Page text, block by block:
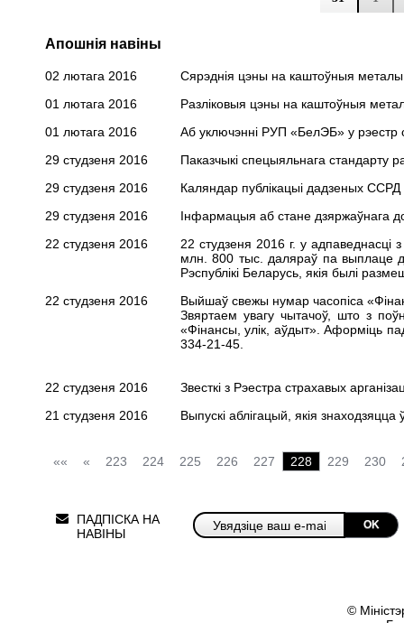
Апошнія навіны
02 лютага 2016
Сярэднія цэны на каштоўныя металы
01 лютага 2016
Разліковыя цэны на каштоўныя
01 лютага 2016
Аб уключэнні РУП «БелЭБ» у рэестр
29 студзеня 2016
Паказчыкі спецыяльнага
29 студзеня 2016
Каляндар публікацыі дадзеных ССРД
29 студзеня 2016
Інфармацыя аб стане дзяржаўнага
22 студзеня 2016
22 студзеня 2016 г. у адпаведнасці
млн. 800 тыс. даляраў па выплаце
Рэспублікі Беларусь , якія былі
22 студзеня 2016
Выйшаў свежы нумар часопіса
Звяртаем увагу чытачоў, што з
«Фінансы, улік, аўдыт». Аформіць
334-21-45.
22 студзеня 2016
Звесткі з Рэестра страхавых
21 студзеня 2016
Выпускі аблігацый, якія
«« « 223 224 225 226 227 228 229 230
ПАДПІСКА НА
НАВІНЫ
OK
©